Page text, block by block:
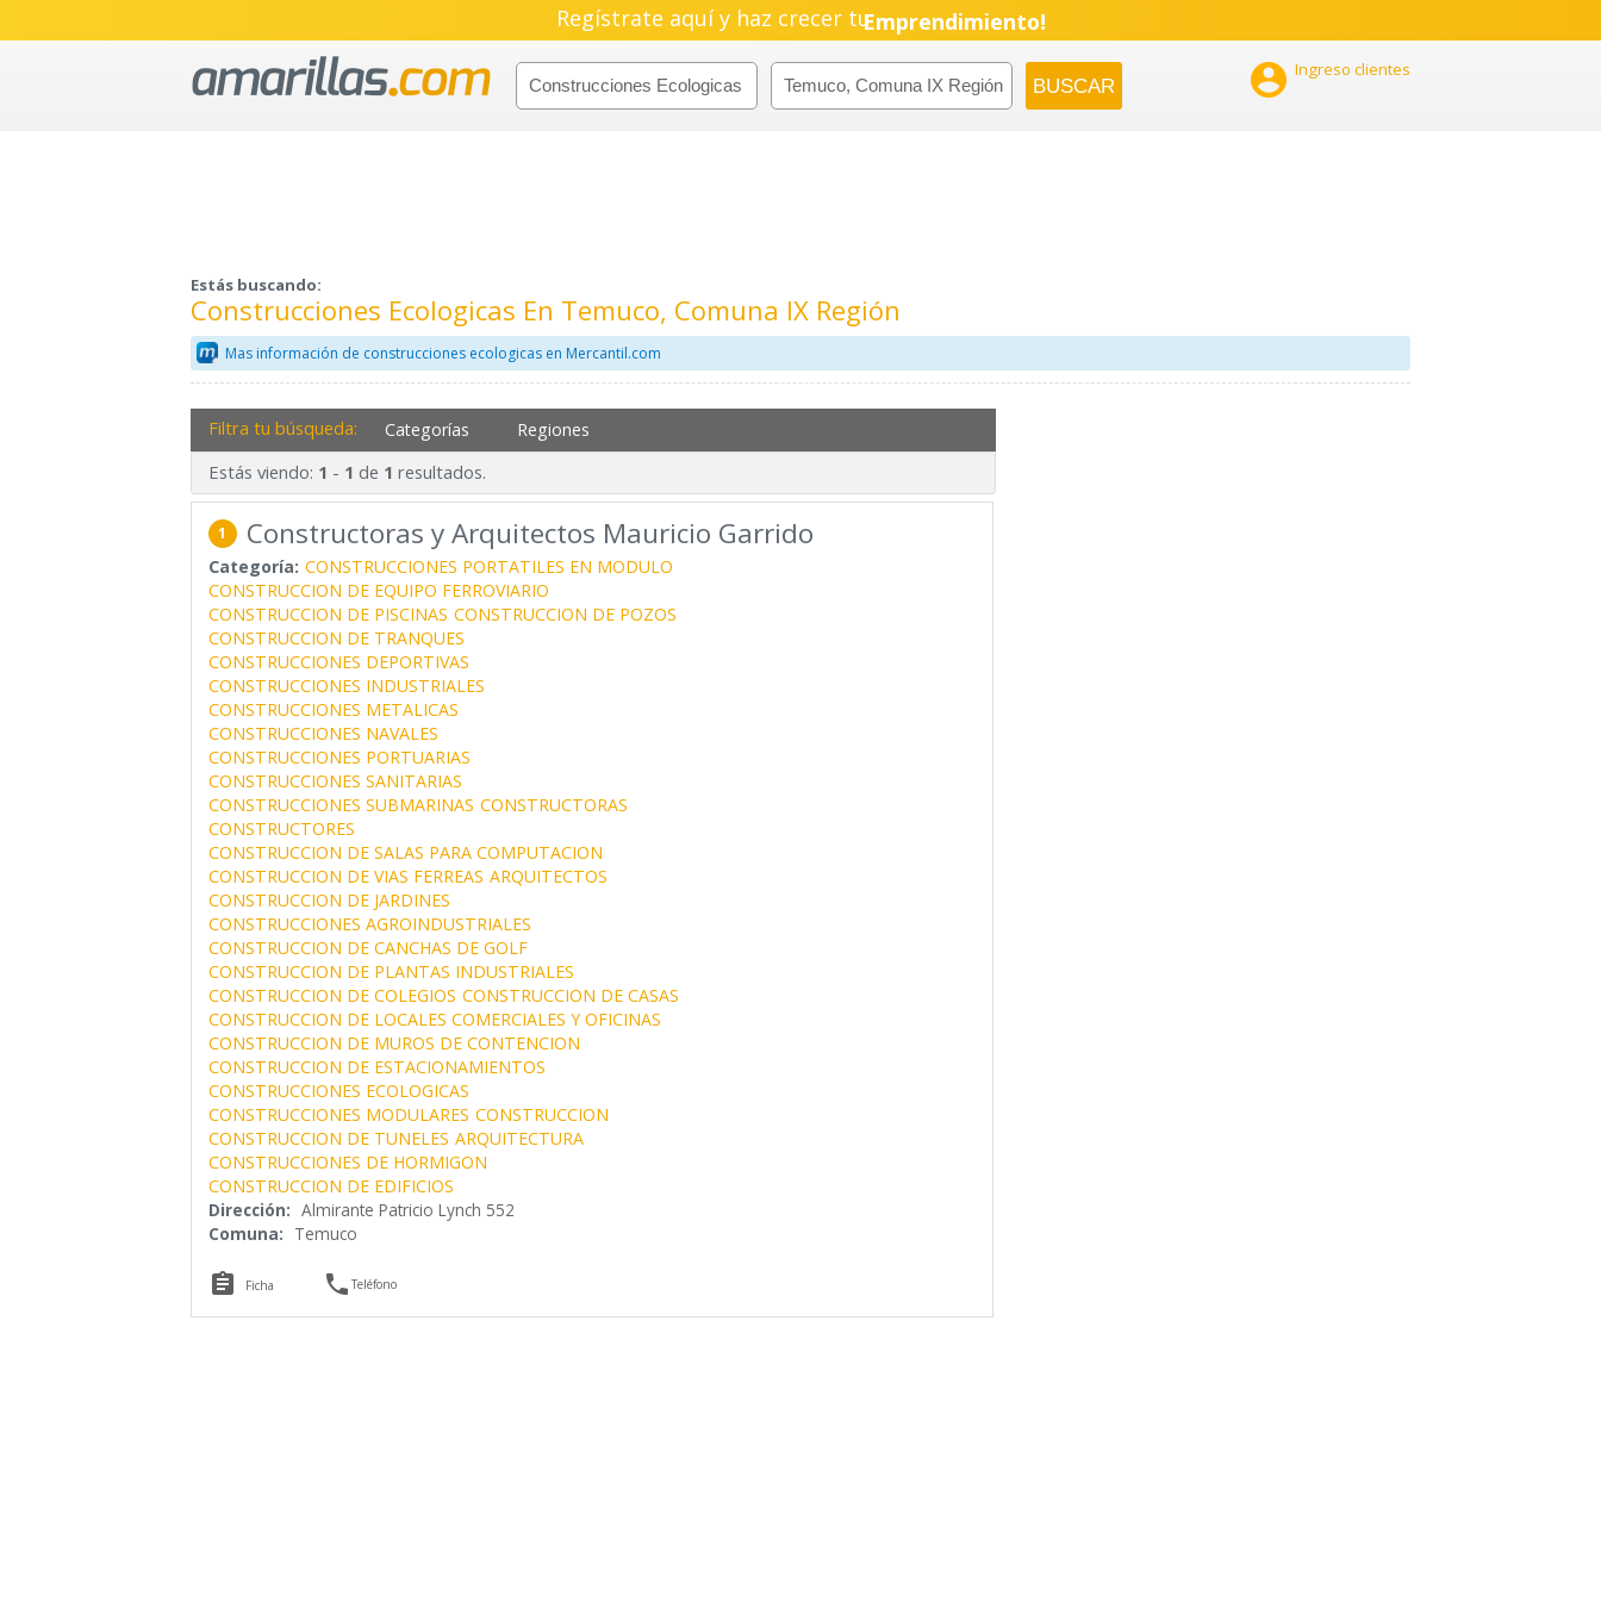
Regístrate aquí y haz crecer tuEmprendimiento!
 Ingreso clientes
Estás buscando:
Construcciones Ecologicas En Temuco, Comuna IX Región
Mas información de construcciones ecologicas en Mercantil.com
Filtra tu búsqueda: Categorías Regiones
Estás viendo: 1 - 1 de 1 resultados.
1 Constructoras y Arquitectos Mauricio Garrido
Categoría: CONSTRUCCIONES PORTATILES EN MODULO
CONSTRUCCION DE EQUIPO FERROVIARIO
CONSTRUCCION DE PISCINAS CONSTRUCCION DE POZOS
CONSTRUCCION DE TRANQUES
CONSTRUCCIONES DEPORTIVAS
CONSTRUCCIONES INDUSTRIALES
CONSTRUCCIONES METALICAS
CONSTRUCCIONES NAVALES
CONSTRUCCIONES PORTUARIAS
CONSTRUCCIONES SANITARIAS
CONSTRUCCIONES SUBMARINAS CONSTRUCTORAS
CONSTRUCTORES
CONSTRUCCION DE SALAS PARA COMPUTACION
CONSTRUCCION DE VIAS FERREAS ARQUITECTOS
CONSTRUCCION DE JARDINES
CONSTRUCCIONES AGROINDUSTRIALES
CONSTRUCCION DE CANCHAS DE GOLF
CONSTRUCCION DE PLANTAS INDUSTRIALES
CONSTRUCCION DE COLEGIOS CONSTRUCCION DE CASAS
CONSTRUCCION DE LOCALES COMERCIALES Y OFICINAS
CONSTRUCCION DE MUROS DE CONTENCION
CONSTRUCCION DE ESTACIONAMIENTOS
CONSTRUCCIONES ECOLOGICAS
CONSTRUCCIONES MODULARES CONSTRUCCION
CONSTRUCCION DE TUNELES ARQUITECTURA
CONSTRUCCIONES DE HORMIGON
CONSTRUCCION DE EDIFICIOS
Dirección: Almirante Patricio Lynch 552
Comuna: Temuco
 Ficha Teléfono